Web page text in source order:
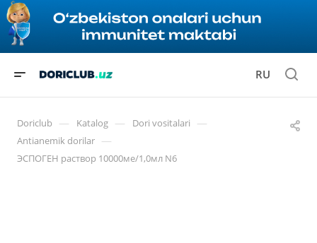
RU
Doriclub — Katalog — Dori vositalari —
Antianemik dorilar —
ЭСПОГЕН раствор 10000ме/1,0мл N6